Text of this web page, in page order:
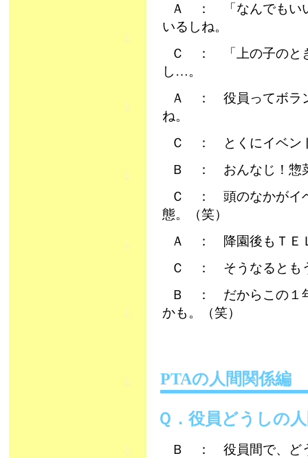
Ａ ： 「なんでもい
いるしね。
Ｃ ： 「上の子のと
し…。
Ａ ： 役員ってボラ
ね。
Ｃ ： とくにイベン
Ｂ ： おんなじ！惣
Ｃ ： 頭のなかがイ
態。（笑）
Ａ ： 降園後もＴＥ
Ｃ ： そうなるとも
Ｂ ： だからこの１
かも。（笑）
PTAの人間関係
Ｑ．役員どうしの
Ｂ ： 役員間で、ど